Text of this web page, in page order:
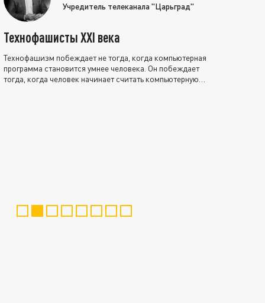
Учредитель телеканала "Царьград"
Технофашисты XXI века
Технофашизм побеждает не тогда, когда компьютерная
программа становится умнее человека. Он побеждает
тогда, когда человек начинает считать компьютерную